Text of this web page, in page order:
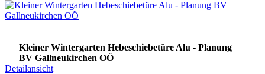
Kleiner Wintergarten Hebeschiebetüre Alu - Planung
BV Gallneukirchen OÖ
Detailansicht